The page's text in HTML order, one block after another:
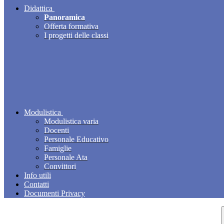
Didattica
Panoramica
Offerta formativa
I progetti delle classi
Modulistica
Modulistica varia
Docenti
Personale Educativo
Famiglie
Personale Ata
Convittori
Info utili
Contatti
Documenti Privacy